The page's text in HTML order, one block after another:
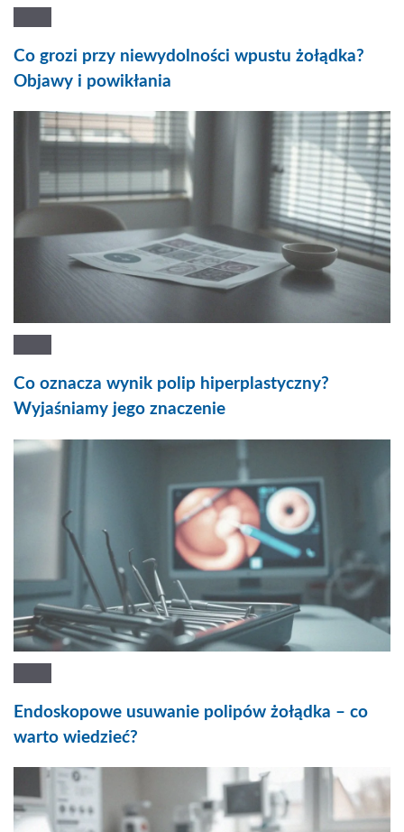
Co grozi przy niewydolności wpustu żołądka?
Objawy i powikłania
Co oznacza wynik polip hiperplastyczny?
Wyjaśniamy jego znaczenie
Endoskopowe usuwanie polipów żołądka – co
warto wiedzieć?